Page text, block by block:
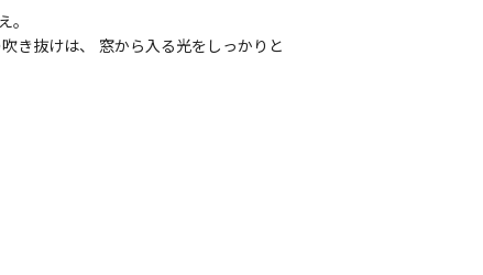
。
き抜けは、 窓から入る光をしっかりと